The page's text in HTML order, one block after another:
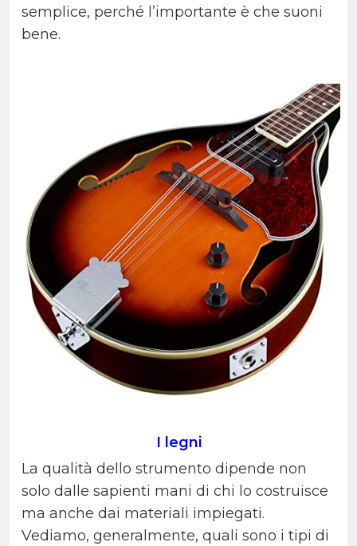
semplice, perché l’importante è che suoni
bene.
I legni
La qualità dello strumento dipende non
solo dalle sapienti mani di chi lo costruisce
ma anche dai materiali impiegati.
Vediamo, generalmente, quali sono i tipi di